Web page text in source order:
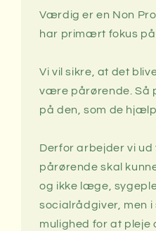
Værdig er en Non
har primært fokus
Vi vil sikre, at det
være pårørende. Så
på den, som de
Derfor arbejder vi ud
pårørende skal
og ikke læge,
socialrådgiver, men i
mulighed for at pleje